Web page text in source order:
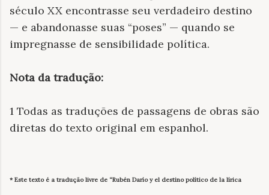
século XX encontrasse seu verdadeiro destino
— e abandonasse suas “poses” — quando se
impregnasse de sensibilidade política.
Nota da tradução:
1 Todas as traduções de passagens de obras são
diretas do texto original em espanhol.
* Este texto é a tradução livre de “Rubén Darío y el destino político de la lírica